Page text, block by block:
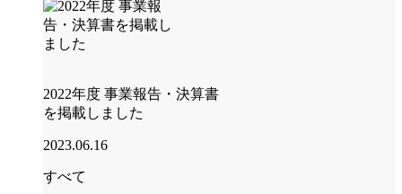
2022年度 事業報告・決算書
を掲載しました
2023.06.16
すべて